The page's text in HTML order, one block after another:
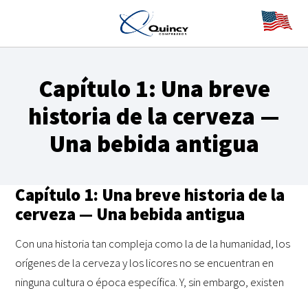
Capítulo 1: Una breve
historia de la cerveza —
Una bebida antigua
Capítulo 1: Una breve historia de la
cerveza — Una bebida antigua
Con una historia tan compleja como la de la humanidad, los
orígenes de la cerveza y los licores no se encuentran en
ninguna cultura o época específica. Y, sin embargo, existen